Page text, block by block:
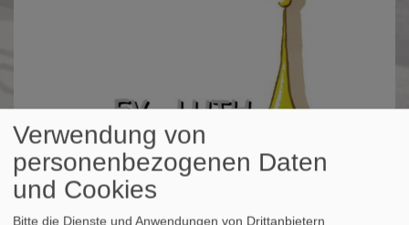
Verwendung von
personenbezogenen Daten
und Cookies
Bitte die Dienste und Anwendungen von Drittanbietern